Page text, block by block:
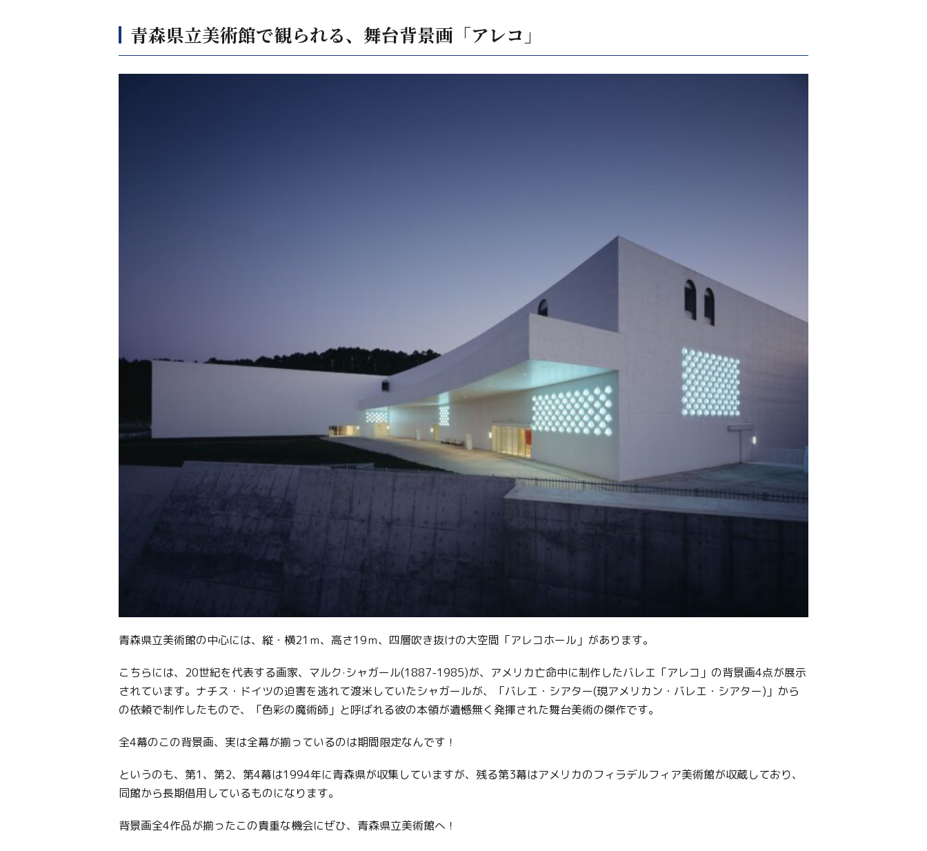
青森県立美術館で観られる、舞台背景画「アレコ」
青森県立美術館の中心には、縦・横21ｍ、高さ19ｍ、四層吹き抜けの大空間「アレコホール」があります。
こちらには、20世紀を代表する画家、マルク·シャガール(1887-1985)が、アメリカ亡命中に制作したバレエ「アレコ」の背景画4点が展示
されています。ナチス・ドイツの迫害を逃れて渡米していたシャガールが、「バレエ・シアター(現アメリカン・バレエ・シアター)」から
の依頼で制作したもので、「色彩の魔術師」と呼ばれる彼の本領が遺憾無く発揮された舞台美術の傑作です。
全4幕のこの背景画、実は全幕が揃っているのは期間限定なんです！
というのも、第1、第2、第4幕は1994年に青森県が収集していますが、残る第3幕はアメリカのフィラデルフィア美術館が収蔵しており、
同館から長期借用しているものになります。
背景画全4作品が揃ったこの貴重な機会にぜひ、青森県立美術館へ！
Facebook
Copy URL